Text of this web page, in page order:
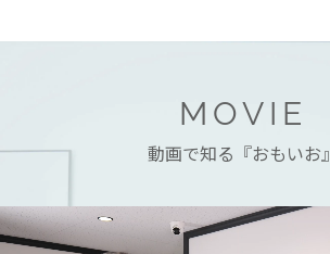
MOVIE
動画で知る『おもいお』